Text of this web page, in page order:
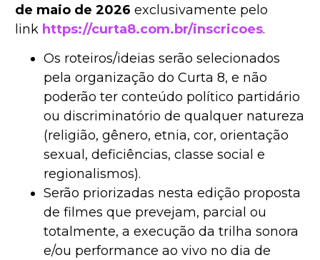
de maio de 2026 exclusivamente pelo
link https://curta8.com.br/inscricoes.
Os roteiros/ideias serão selecionados
pela organização do Curta 8, e não
poderão ter conteúdo político partidário
ou discriminatório de qualquer natureza
(religião, gênero, etnia, cor, orientação
sexual, deficiências, classe social e
regionalismos).
Serão priorizadas nesta edição proposta
de filmes que prevejam, parcial ou
totalmente, a execução da trilha sonora
e/ou performance ao vivo no dia de